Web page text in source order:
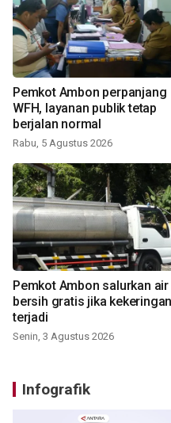
Pemkot Ambon perpanjang
WFH, layanan publik tetap
berjalan normal
Rabu, 5 Agustus 2026
Pemkot Ambon salurkan air
bersih gratis jika kekeringan
terjadi
Senin, 3 Agustus 2026
Infografik